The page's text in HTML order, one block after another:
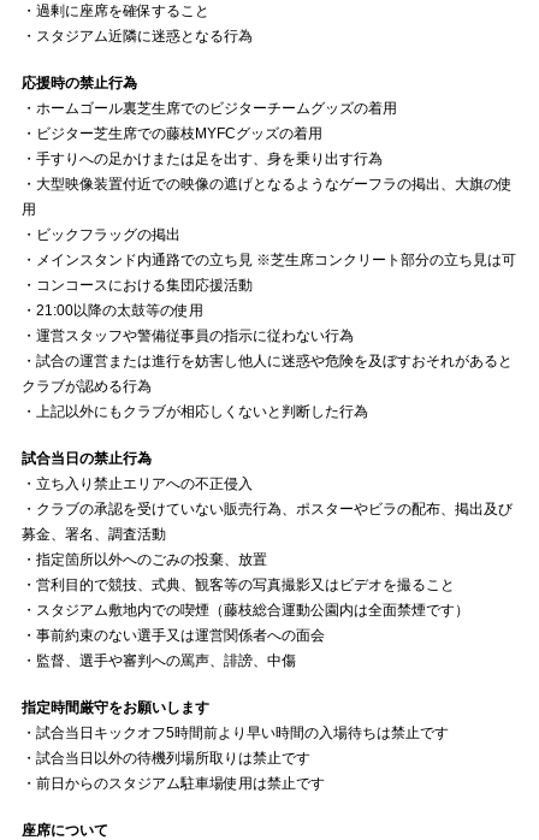
・過剰に座席を確保すること
・スタジアム近隣に迷惑となる行為
応援時の禁止行為
・ホームゴール裏芝生席でのビジターチームグッズの着用
・ビジター芝生席での藤枝MYFCグッズの着用
・手すりへの足かけまたは足を出す、身を乗り出す行為
・大型映像装置付近での映像の遮げとなるようなゲーフラの掲出、大旗の使
用
・ビックフラッグの掲出
・メインスタンド内通路での立ち見 ※芝生席コンクリート部分の立ち見は可
・コンコースにおける集団応援活動
・21:00以降の太鼓等の使用
・運営スタッフや警備従事員の指示に従わない行為
・試合の運営または進行を妨害し他人に迷惑や危険を及ぼすおそれがあると
クラブが認める行為
・上記以外にもクラブが相応しくないと判断した行為
試合当日の禁止行為
・立ち入り禁止エリアへの不正侵入
・クラブの承認を受けていない販売行為、ポスターやビラの配布、掲出及び
募金、署名、調査活動
・指定箇所以外へのごみの投棄、放置
・営利目的で競技、式典、観客等の写真撮影又はビデオを撮ること
・スタジアム敷地内での喫煙（藤枝総合運動公園内は全面禁煙です）
・事前約束のない選手又は運営関係者への面会
・監督、選手や審判への罵声、誹謗、中傷
指定時間厳守をお願いします
・試合当日キックオフ5時間前より早い時間の入場待ちは禁止です
・試合当日以外の待機列場所取りは禁止です
・前日からのスタジアム駐車場使用は禁止です
座席について